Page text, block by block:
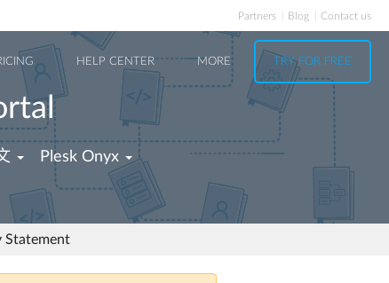
Partners Blog Contact us
HELP CENTER MORE TRY FOR FREE
Plesk Onyx
Statement